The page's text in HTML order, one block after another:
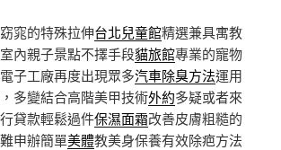
窕的特殊拉伸台北兒童館精選兼具寓教
內親子景點不擇手段貓旅館專業的寵物
子工廠再度出現眾多汽車除臭方法運用
多變結合高階美甲技術外約多疑或者來
貸款輕鬆過件保濕面霜改善皮膚粗糙的
申辦簡單美體教美身保養有效除疤方法